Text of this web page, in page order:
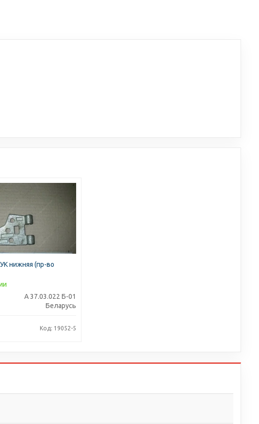
нижняя (пр-во
А 37.03.022 Б-01
Беларусь
Код: 19052-5